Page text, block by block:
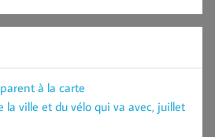
à la carte
la ville et du vélo qui va avec, juillet